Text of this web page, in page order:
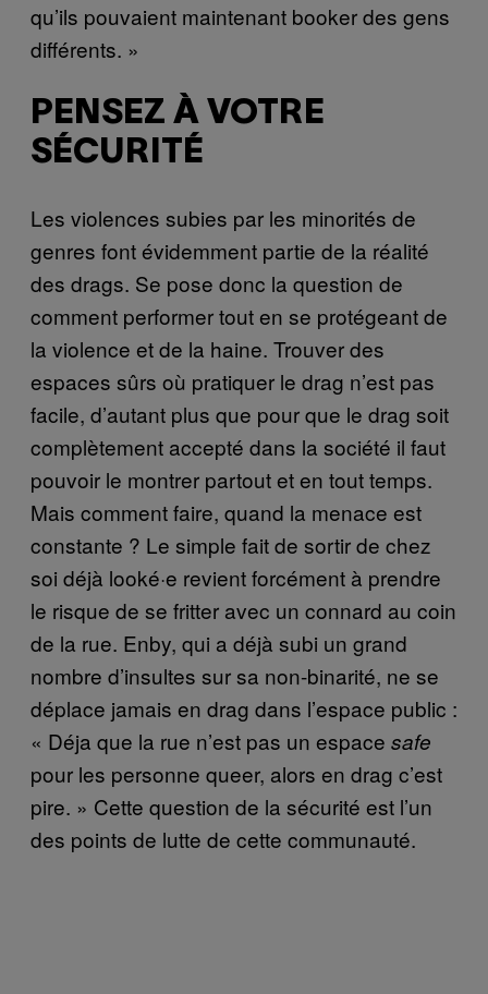
qu’ils pouvaient maintenant booker des gens
différents. »
PENSEZ À VOTRE
SÉCURITÉ
Les violences subies par les minorités de
genres font évidemment partie de la réalité
des drags. Se pose donc la question de
comment performer tout en se protégeant de
la violence et de la haine. Trouver des
espaces sûrs où pratiquer le drag n’est pas
facile, d’autant plus que pour que le drag soit
complètement accepté dans la société il faut
pouvoir le montrer partout et en tout temps.
Mais comment faire, quand la menace est
constante ? Le simple fait de sortir de chez
soi déjà looké·e revient forcément à prendre
le risque de se fritter avec un connard au coin
de la rue. Enby, qui a déjà subi un grand
nombre d’insultes sur sa non-binarité, ne se
déplace jamais en drag dans l’espace public :
« Déja que la rue n’est pas un espace safe
pour les personne queer, alors en drag c’est
pire. » Cette question de la sécurité est l’un
des points de lutte de cette communauté.